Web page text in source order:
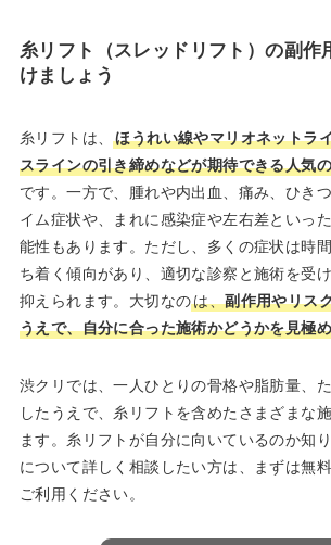
糸リフト（スレッドリフト）の副作
けましょう
糸リフトは、ほうれい線やマリオネットラ
スラインの引き締めなどが期待できる人気
です。一方で、腫れや内出血、痛み、ひき
イム症状や、まれに感染症や左右差といっ
能性もあります。ただし、多くの症状は時
ち着く傾向があり、適切な診察と施術を受
抑えられます。大切なのは、副作用やリス
うえで、自分に合った施術かどうかを見極
渋クリでは、一人ひとりの骨格や脂肪量、
したうえで、糸リフトを含めたさまざまな
ます。糸リフトが自分に向いているのか知
について詳しく相談したい方は、まずは無
ご利用ください。